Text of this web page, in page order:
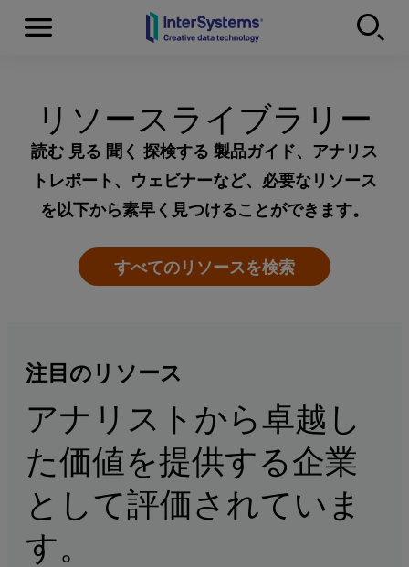
Skip to content
Menu
リソースライブラリー
読む 見る 聞く 探検する 製品ガイド、アナリス
トレポート、ウェビナーなど、必要なリソース
を以下から素早く見つけることができます。
すべてのリソースを検索
注目のリソース
アナリストから卓越し
た価値を提供する企業
として評価されていま
す。